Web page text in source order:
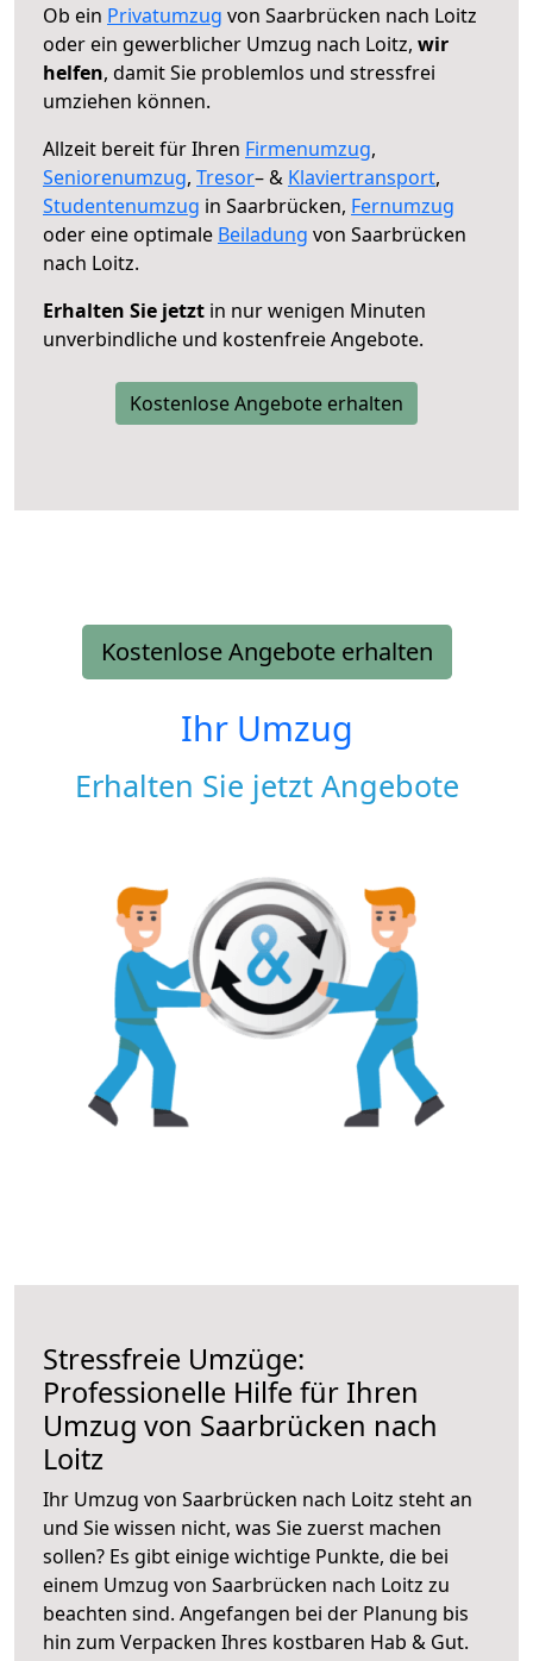
Ob ein Privatumzug von Saarbrücken nach Loitz
oder ein gewerblicher Umzug nach Loitz, wir
helfen, damit Sie problemlos und stressfrei
umziehen können.
Allzeit bereit für Ihren Firmenumzug,
Seniorenumzug, Tresor– & Klaviertransport,
Studentenumzug in Saarbrücken, Fernumzug
oder eine optimale Beiladung von Saarbrücken
nach Loitz.
Erhalten Sie jetzt in nur wenigen Minuten
unverbindliche und kostenfreie Angebote.
Kostenlose Angebote erhalten
Kostenlose Angebote erhalten
Ihr Umzug
Erhalten Sie jetzt Angebote
Stressfreie Umzüge:
Professionelle Hilfe für Ihren
Umzug von Saarbrücken nach
Loitz
Ihr Umzug von Saarbrücken nach Loitz steht an
und Sie wissen nicht, was Sie zuerst machen
sollen? Es gibt einige wichtige Punkte, die bei
einem Umzug von Saarbrücken nach Loitz zu
beachten sind. Angefangen bei der Planung bis
hin zum Verpacken Ihres kostbaren Hab & Gut.